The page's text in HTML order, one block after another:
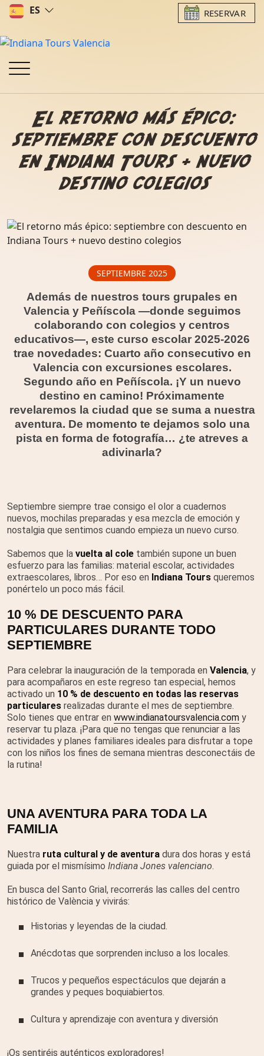
ES RESERVAR
El retorno más épico:
septiembre con descuento
en Indiana Tours + nuevo
destino colegios
SEPTIEMBRE 2025
Además de nuestros tours grupales en
Valencia y Peñíscola —donde seguimos
colaborando con colegios y centros
educativos—, este curso escolar 2025-2026
trae novedades: Cuarto año consecutivo en
Valencia con excursiones escolares.
Segundo año en Peñíscola. ¡Y un nuevo
destino en camino! Próximamente
revelaremos la ciudad que se suma a nuestra
aventura. De momento te dejamos solo una
pista en forma de fotografía… ¿te atreves a
adivinarla?
Septiembre siempre trae consigo el olor a cuadernos
nuevos, mochilas preparadas y esa mezcla de emoción y
nostalgia que sentimos cuando empieza un nuevo curso.
Sabemos que la vuelta al cole también supone un buen
esfuerzo para las familias: material escolar, actividades
extraescolares, libros… Por eso en Indiana Tours queremos
ponértelo un poco más fácil.
10 % DE DESCUENTO PARA
PARTICULARES DURANTE TODO
SEPTIEMBRE
Para celebrar la inauguración de la temporada en Valencia, y
para acompañaros en este regreso tan especial, hemos
activado un 10 % de descuento en todas las reservas
particulares realizadas durante el mes de septiembre.
Solo tienes que entrar en www.indianatoursvalencia.com y
reservar tu plaza. ¡Para que no tengas que renunciar a las
actividades y planes familiares ideales para disfrutar a tope
con los niños los fines de semana mientras desconectáis de
la rutina!
UNA AVENTURA PARA TODA LA
FAMILIA
Nuestra ruta cultural y de aventura dura dos horas y está
guiada por el mismísimo Indiana Jones valenciano.
En busca del Santo Grial, recorrerás las calles del centro
histórico de València y vivirás:
Historias y leyendas de la ciudad.
Anécdotas que sorprenden incluso a los locales.
Trucos y pequeños espectáculos que dejarán a
grandes y peques boquiabiertos.
Cultura y aprendizaje con aventura y diversión
¡Os sentiréis auténticos exploradores!